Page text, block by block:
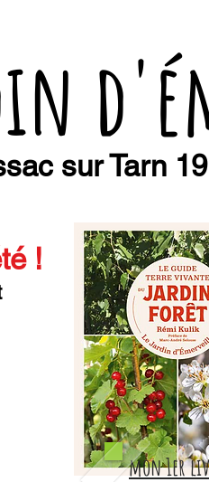
mon 1er
sur Tarn
!